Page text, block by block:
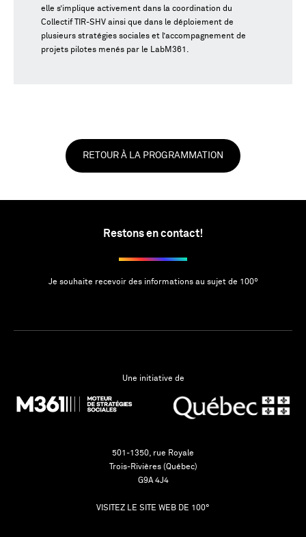
elle s’implique activement dans la coordination du
Collectif TIR-SHV ainsi que dans le déploiement de
plusieurs stratégies sociales et l’accompagnement de
projets pilotes menés par le LabM361.
RETOUR À LA PROGRAMMATION
Restons en contact!
Je souhaite recevoir des informations au sujet de 100º
Une initiative de
501-1350, rue Royale
Trois-Rivières (Québec)
G9A 4J4
VISITEZ LE SITE WEB DE 100°